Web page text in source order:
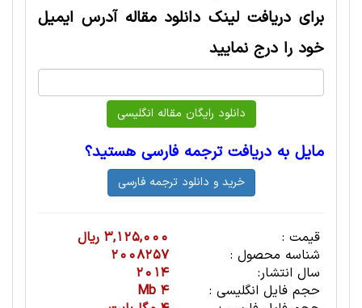
برای دریافت لینک دانلود مقاله آدرس ایمیل
خود را درج نمایید
مایل به دریافت ترجمه فارسی هستید؟
قیمت :
3,125,000 ریال
شناسه محصول :
2008257
سال انتشار:
2014
حجم فایل انگلیسی :
4 Mb